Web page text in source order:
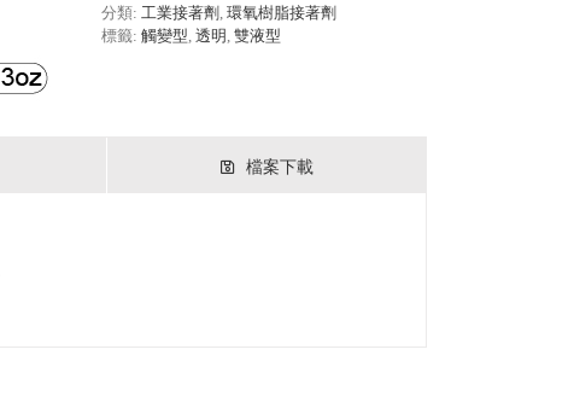
分類: 工業接著劑 , 環氧樹脂接著劑
標籤: 觸變型, 透明 , 雙液型
檔案下載